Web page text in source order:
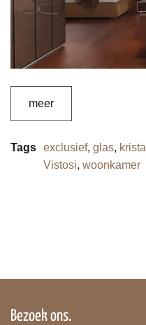
meer
Tags exclusief, glas, kristal
Vistosi, woonkamer
Bezoek ons.